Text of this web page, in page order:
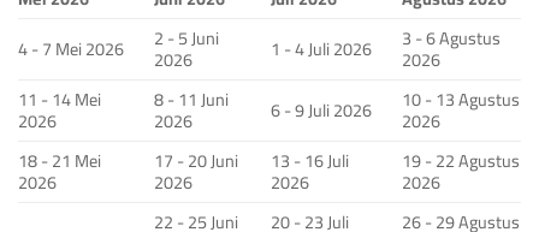
4 - 7 Mei 2026
2 - 5 Juni
2026 1 - 4 Juli 2026 3 - 6 Agustus
2026
11 - 14 Mei
2026
8 - 11 Juni
2026 6 - 9 Juli 2026 10 - 13 Agustus
2026
18 - 21 Mei
2026
17 - 20 Juni
2026
13 - 16 Juli
2026
19 - 22 Agustus
2026
22 - 25 Juni
20 - 23 Juli 26 - 29 Agustus